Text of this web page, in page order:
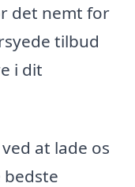
det nemt for
tilbud
i dit
at lade os